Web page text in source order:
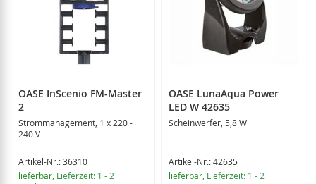
OASE InScenio FM-Master
2
Strommanagement, 1 x 220 -
240 V
Artikel-Nr.: 36310
lieferbar , Lieferzeit: 1 - 2
OASE LunaAqua Power
LED W 42635
Scheinwerfer, 5,8 W
Artikel-Nr.: 42635
lieferbar , Lieferzeit: 1 - 2